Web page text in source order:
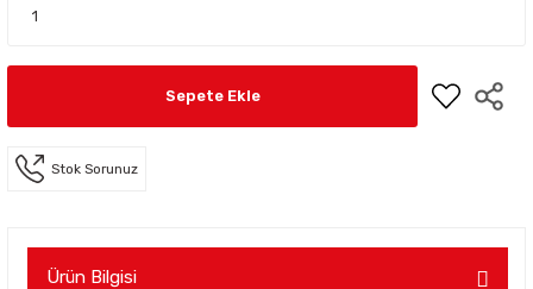
Sepete Ekle
Stok Sorunuz
Ürün Bilgisi